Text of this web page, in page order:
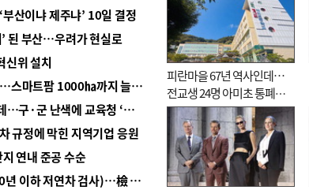
산이냐 제주냐’ 10일 결정
된 부산…우려가 현실로
신위 설치
■ 경남 농정 비전 ‘잘 사는 농촌’…스마트팜 1000㏊까지 늘린다
■ 교육혁신선도지 공모 코앞인데…구·군 난색에 교육청 ‘쩔쩔’
규정에 막힌 지역기업 응원
연내 준공 수순
■ 검사 신분 버리고 직급하향(10년 이하 저연차 검사)…檢 중수청행 기피
피란마을 67년 역사인데…
전교생 24명 아미초 통폐합
기로